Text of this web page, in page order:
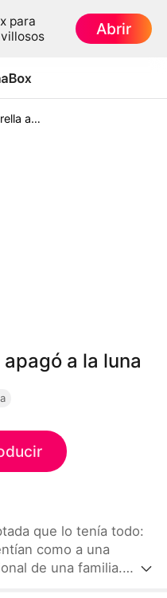
para
Abrir
Cuando la estrella apagó a la luna
a la luna
que lo tenía todo:
como a una
de una familia.